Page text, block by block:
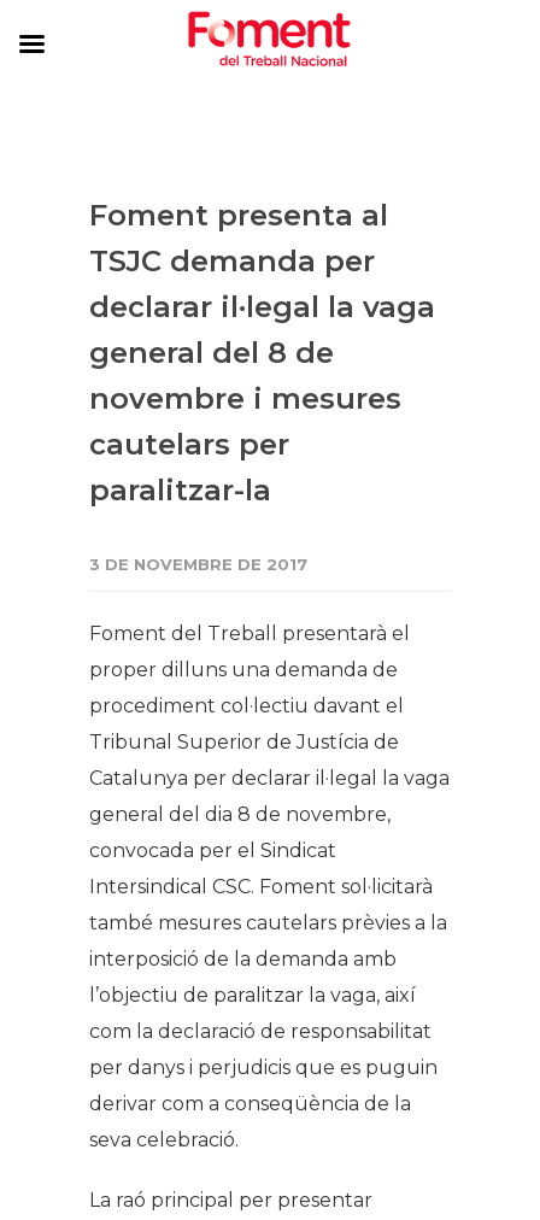
Foment presenta al
TSJC demanda per
declarar il·legal la vaga
general del 8 de
novembre i mesures
cautelars per
paralitzar-la
3 DE NOVEMBRE DE 2017
Foment del Treball presentarà el
proper dilluns una demanda de
procediment col·lectiu davant el
Tribunal Superior de Justícia de
Catalunya per declarar il·legal la vaga
general del dia 8 de novembre,
convocada per el Sindicat
Intersindical CSC. Foment sol·licitarà
també mesures cautelars prèvies a la
interposició de la demanda amb
l’objectiu de paralitzar la vaga, així
com la declaració de responsabilitat
per danys i perjudicis que es puguin
derivar com a conseqüència de la
seva celebració.
La raó principal per presentar